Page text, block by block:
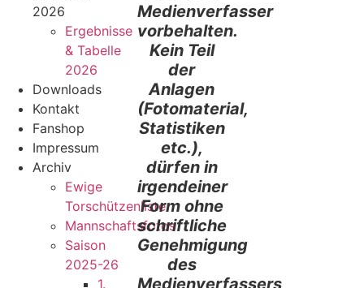
2026
Ergebnisse
& Tabelle
2026
Downloads
Kontakt
Fanshop
Impressum
Archiv
Ewige
Torschützenliste
Mannschaftsfotos
Saison
2025-26
1.
Medienverfasser
vorbehalten.
Kein Teil
der
Anlagen
(Fotomaterial,
Statistiken
etc.),
dürfen in
irgendeiner
Form ohne
schriftliche
Genehmigung
des
Medienverfassers